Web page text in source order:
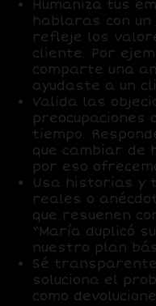
Humaniza tus
hablaras con un
refleje los
cliente. Por
comparte una
ayudaste a un
Valida las
preocupaciones
tiempo.
que cambiar de
por eso
Usa historias y
reales o
que resuenen
“María duplicó
nuestro plan
Sé transparente
soluciona el
como